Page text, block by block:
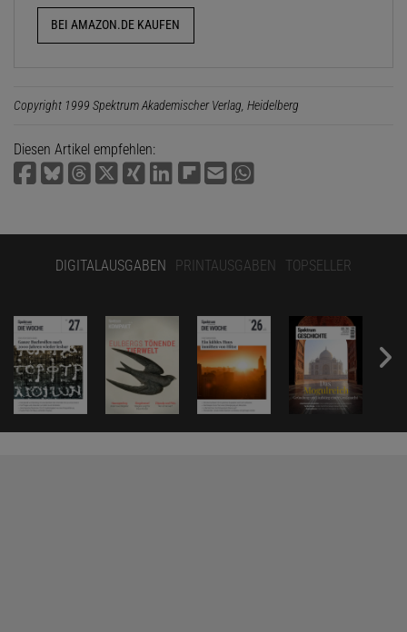
BEI AMAZON.DE KAUFEN
Copyright 1999 Spektrum Akademischer Verlag, Heidelberg
Diesen Artikel empfehlen:
DIGITALAUSGABEN PRINTAUSGABEN TOPSELLER